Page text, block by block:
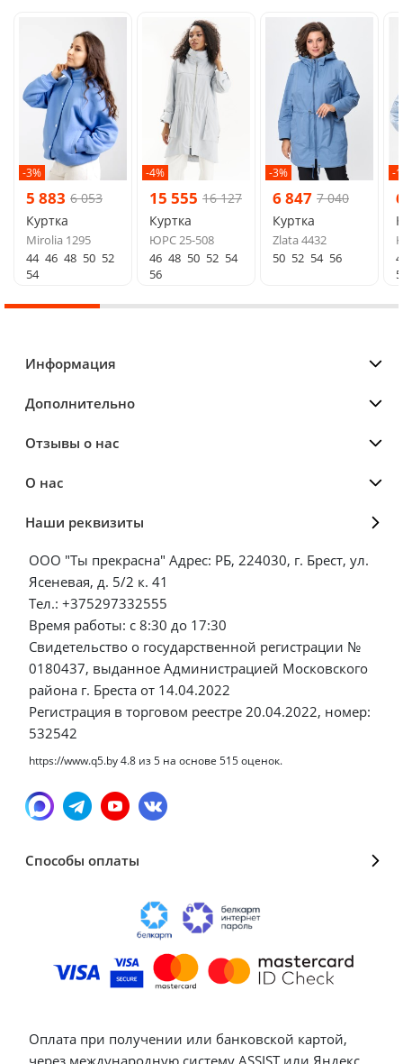
-3%
5 883 6 053
Куртка
Mirolia 1295
44 46 48 50 52
54
-4%
15 555 16 127
Куртка
ЮРС 25-508
46 48 50 52 54
56
-3%
6 847 7 040
Куртка
Zlata 4432
50 52 54 56
-
Информация
Дополнительно
Отзывы о нас
О нас
Наши реквизиты
ООО "Ты прекрасна" Адрес: РБ, 224030, г. Брест, ул.
Ясеневая, д. 5/2 к. 41
Тел.: +375297332555
Время работы: с 8:30 до 17:30
Свидетельство о государственной регистрации №
0180437, выданное Администрацией Московского
района г. Бреста от 14.04.2022
Регистрация в торговом реестре 20.04.2022, номер:
532542
https://www.q5.by4.8 из5 на основе 515оценок.
Способы оплаты
Оплата при получении или банковской картой,
через международную систему ASSIST или Яндекс.